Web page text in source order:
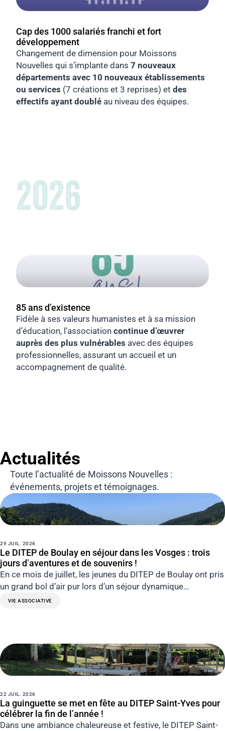
Cap des 1000 salariés franchi et fort
développement
Changement de dimension pour Moissons
Nouvelles qui s’implante dans 7 nouveaux
départements avec 10 nouveaux établissements
ou services (7 créations et 3 reprises) et des
effectifs ayant doublé au niveau des équipes.
2026
85 ans d’existence
Fidèle à ses valeurs humanistes et à sa mission
d’éducation, l’association continue d’œuvrer
auprès des plus vulnérables avec des équipes
professionnelles, assurant un accueil et un
accompagnement de qualité.
Actualités
Toute l’actualité de Moissons Nouvelles :
événements, projets et témoignages.
29 JUIL. 2026
Le DITEP de Boulay en séjour dans les Vosges : trois
jours d’aventures et de souvenirs !
En ce mois de juillet, les jeunes du DITEP de Boulay ont pris
un grand bol d’air pur lors d’un séjour dynamique…
VIE ASSOCIATIVE
22 JUIL. 2026
La guinguette se met en fête au DITEP Saint-Yves pour
célébrer la fin de l’année !
Dans une ambiance chaleureuse et festive, le DITEP Saint-